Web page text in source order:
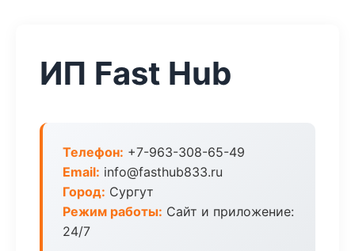
ИП Fast Hub
Телефон: +7-963-308-65-49
Email: info@fasthub833.ru
Город: Сургут
Режим работы: Сайт и приложение:
24/7